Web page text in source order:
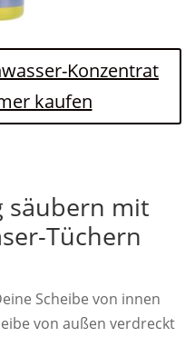
Konzentrat
kaufen
säubern mit
Tüchern
Scheibe von innen
von außen verdreckt